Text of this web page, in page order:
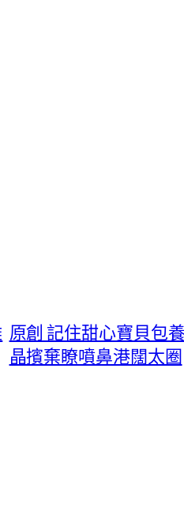
原創 記住甜心寶貝包
晶擯棄瞭噴鼻港闊太圈